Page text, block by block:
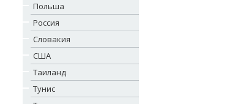
Польша
Россия
Словакия
США
Таиланд
Тунис